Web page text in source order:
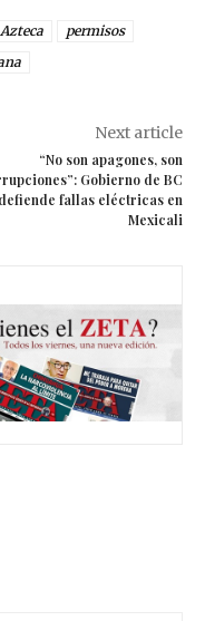
permisos
Next article
“No son apagones, son
Gobierno de BC
defiende fallas eléctricas en
Mexicali